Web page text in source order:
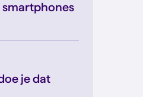
smartphones
je dat